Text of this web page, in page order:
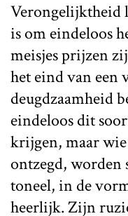
Verongelijktheid
is om eindeloos
meisjes prijzen
het eind van een
deugdzaamheid
eindeloos dit
krijgen, maar
ontzegd, worden
toneel, in de
heerlijk. Zijn